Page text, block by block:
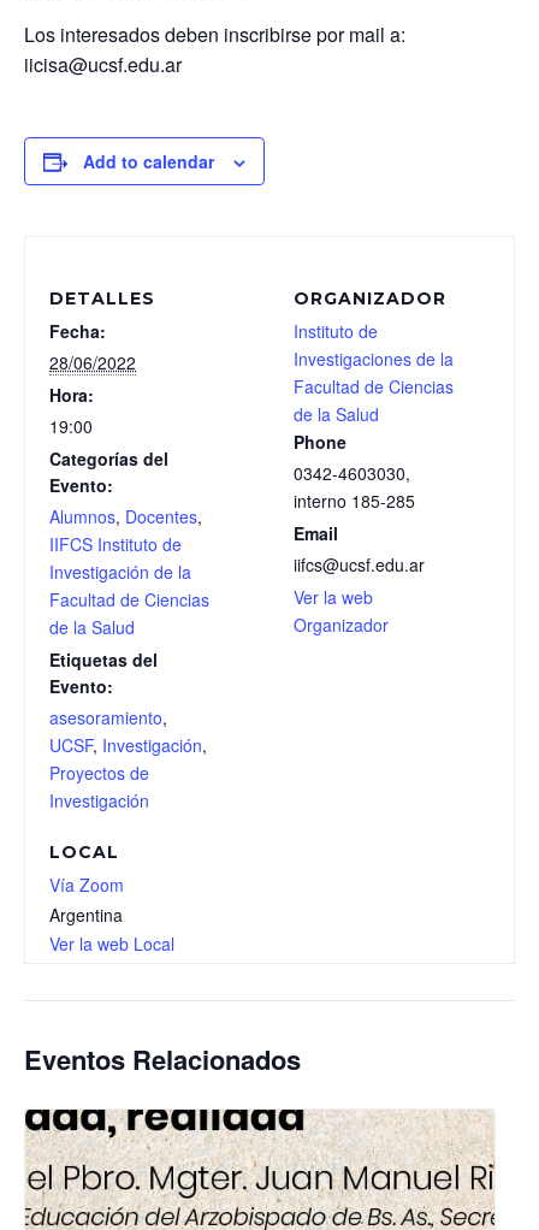
Los interesados deben inscribirse por mail a:
iicisa@ucsf.edu.ar
Add to calendar
DETALLES
Fecha:
28/06/2022
Hora:
19:00
Categorías del
Evento:
Alumnos, Docentes,
IIFCS Instituto de
Investigación de la
Facultad de Ciencias
de la Salud
Etiquetas del
Evento:
asesoramiento,
UCSF, Investigación,
Proyectos de
Investigación
LOCAL
Vía Zoom
Argentina
Ver la web Local
ORGANIZADOR
Instituto de
Investigaciones de la
Facultad de Ciencias
de la Salud
Phone
0342-4603030,
interno 185-285
Email
iifcs@ucsf.edu.ar
Ver la web
Organizador
Eventos Relacionados